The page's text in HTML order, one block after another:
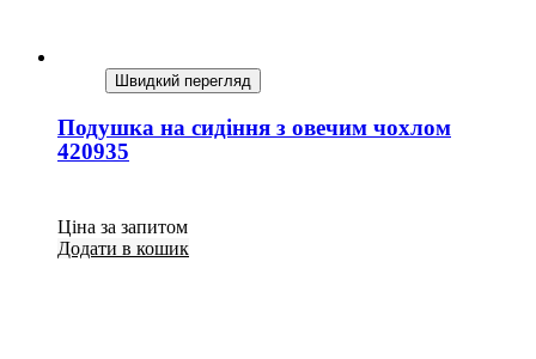
Швидкий перегляд
Подушка на сидіння з овечим чохлом
420935
Ціна за запитом
Додати в кошик